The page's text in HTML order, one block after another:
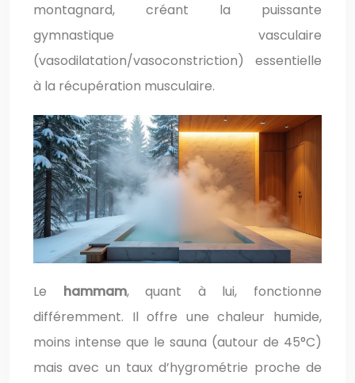
montagnard, créant la puissante
gymnastique vasculaire
(vasodilatation/vasoconstriction) essentielle
à la récupération musculaire.
Le hammam, quant à lui, fonctionne
différemment. Il offre une chaleur humide,
moins intense que le sauna (autour de 45°C)
mais avec un taux d’hygrométrie proche de